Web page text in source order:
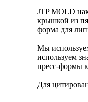
JTP MOLD
крышкой из
форма для
Мы
используем
пресс-формы
Для